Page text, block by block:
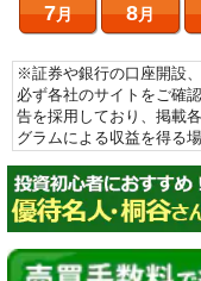
7月 8月
※証券や銀行の口座開設
必ず各社のサイトをご確
告を採用しており、掲載
グラムによる収益を得る